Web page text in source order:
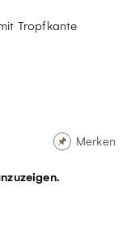
Tropfkante
Merken